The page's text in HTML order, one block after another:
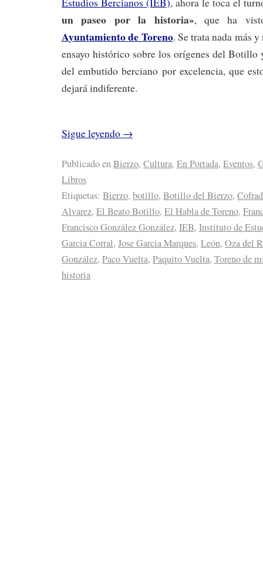
Estudios Bercianos (IEB), ahora le toca el
un paseo por la historia», que ha
Ayuntamiento de Toreno. Se trata nada más
ensayo histórico sobre los orígenes del Botillo
del embutido berciano por excelencia, que
dejará indiferente.
Sigue leyendo →
Publicado enBierzo, Cultura, En Portada, Eventos,
Libros
Etiquetas: Bierzo, botillo, Botillo del Bierzo,
Alvarez, El Beato Botillo, El Habla de Toreno,
Francisco González González, IEB, Instituto de
Garcia Corral, Jose Garcia Marques, León, Oza del
González, Paco Vuelta, Paquito Vuelta, Toreno de
historia